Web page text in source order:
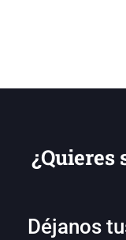
¿Quieres
Déjanos